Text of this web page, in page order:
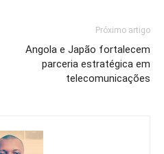
Próximo artigo
Angola e Japão fortalecem
parceria estratégica em
telecomunicações